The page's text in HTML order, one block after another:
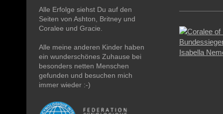
Alle Erfolge siehst Du auf den
Seiten von Ashton, Britney und
Coralee und Gracie.
Alle meine anderen Kinder haben
ein wunderschönes Zuhause bei
besonders netten Menschen
gefunden und besuchen mich
immer wieder :-)